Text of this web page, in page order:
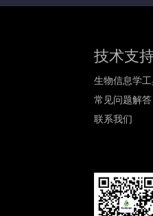
技术支
生物信息学
常见问题解答
联系我们